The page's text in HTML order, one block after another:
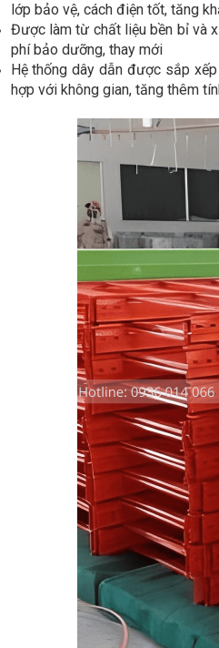
lớp bảo vệ, cách điện tốt, tăng
Được làm từ chất liệu bền bỉ và
phí bảo dưỡng, thay mới
Hệ thống dây dẫn được sắp
hợp với không gian, tăng thêm